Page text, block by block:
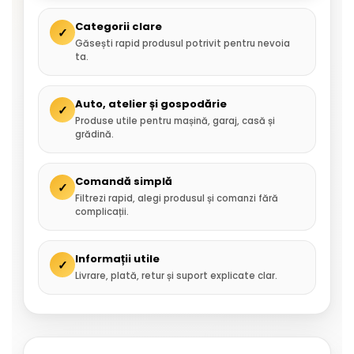
✓ Categorii clare
Găsești rapid produsul potrivit pentru nevoia
ta.
✓ Auto, atelier și gospodărie
Produse utile pentru mașină, garaj, casă și
grădină.
✓ Comandă simplă
Filtrezi rapid, alegi produsul și comanzi fără
complicații.
✓ Informații utile
Livrare, plată, retur și suport explicate clar.